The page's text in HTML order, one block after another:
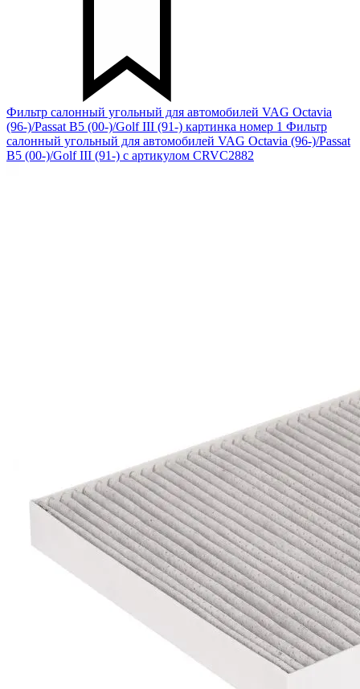
Фильтр салонный угольный для автомобилей VAG Octavia
(96-)/Passat B5 (00-)/Golf III (91-) картинка номер 1 Фильтр
салонный угольный для автомобилей VAG Octavia (96-)/Passat
B5 (00-)/Golf III (91-) с артикулом CRVC2882